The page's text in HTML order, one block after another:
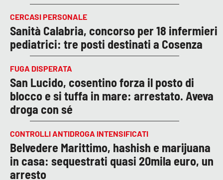
CERCASI PERSONALE
Sanità Calabria, concorso per 18 infermieri
pediatrici: tre posti destinati a Cosenza
FUGA DISPERATA
San Lucido, cosentino forza il posto di
blocco e si tuffa in mare: arrestato. Aveva
droga con sé
CONTROLLI ANTIDROGA INTENSIFICATI
Belvedere Marittimo, hashish e marijuana
in casa: sequestrati quasi 20mila euro, un
arresto